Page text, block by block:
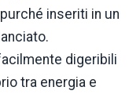
inseriti in un
digeribili
tra energia e